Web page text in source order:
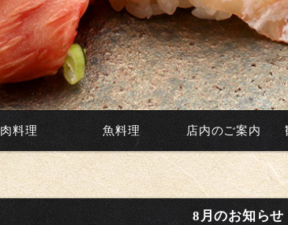
肉料理 魚料理 店内のご案内
8月のお知らせ